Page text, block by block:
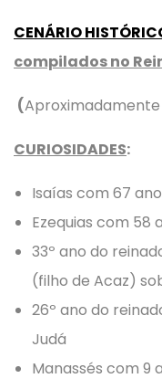
CENÁRIO
compilados no
(Aproximadamente
CURIOSIDADES:
Isaías com 67
Ezequias com 58
33º ano do
(filho de Acaz)
26º ano do
Judá
Manassés com 9